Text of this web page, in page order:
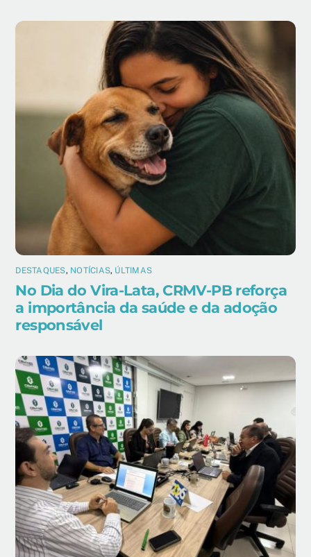
DESTAQUES, NOTÍCIAS, ÚLTIMAS
No Dia do Vira-Lata, CRMV-PB reforça
a importância da saúde e da adoção
responsável